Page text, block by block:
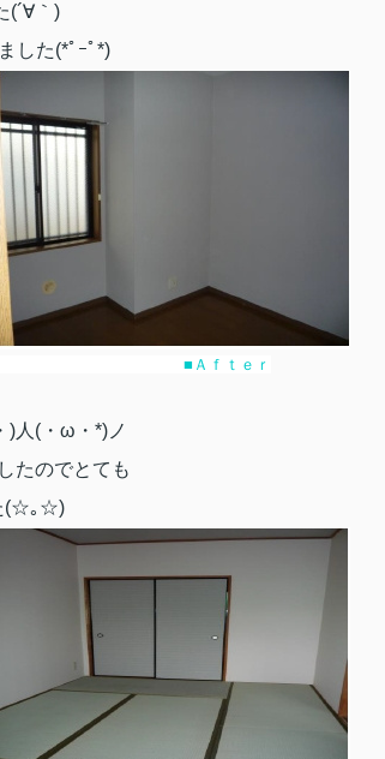
(´∀｀)
した(*ﾟｰﾟ*)
ｆｔｅｒ
)人(・ω・*)ノ
たのでとても
(☆｡☆)